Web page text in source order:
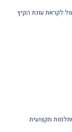
לקראת עונת הקיץ
מקצועית